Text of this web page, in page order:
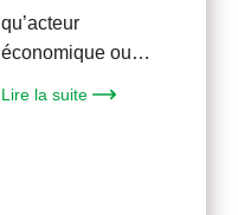
qu’acteur
économique ou…
Lire la suite